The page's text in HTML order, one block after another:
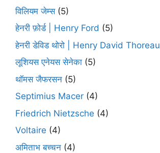
विलियम जेम्स(5)
हेनरी फ़ोर्ड | Henry Ford (5)
हेनरी डेविड थोरो | Henry David Thoreau
लूशियस एनेयस सेनेका (5)
थॉमस जैफरसन (5)
Septimius Macer (4)
Friedrich Nietzsche (4)
Voltaire (4)
अमिताभ बच्चन (4)